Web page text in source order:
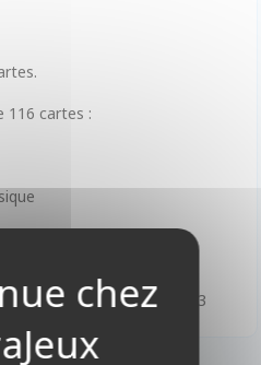
116 cartes :
RULER limitée parmi les 3